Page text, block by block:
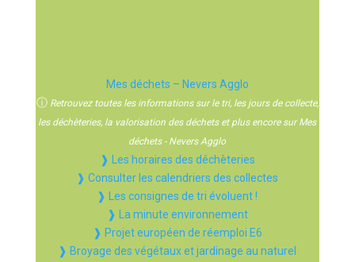
Mes déchets – Nevers Agglo
ⓘ Retrouvez toutes les informations sur le tri, les jours de collecte,
les déchèteries, la valorisation des déchets et plus encore sur Mes
déchets - Nevers Agglo
❱ Les horaires des déchèteries
❱ Consulter les calendriers des collectes
❱ Les consignes de tri évoluent !
❱ La minute environnement
❱ Projet européen de réemploi E6
❱ Broyage des végétaux et jardinage au naturel